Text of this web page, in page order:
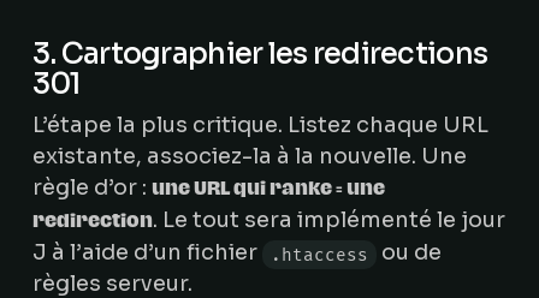
3. Cartographier les redirections
301
L’étape la plus critique. Listez chaque URL
existante, associez-la à la nouvelle. Une
règle d’or : une URL qui ranke = une
redirection. Le tout sera implémenté le jour
J à l’aide d’un fichier
.htaccess
ou de
règles serveur.